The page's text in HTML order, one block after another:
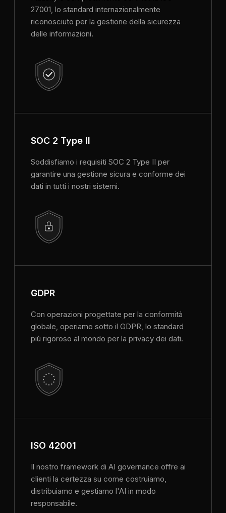
27001, lo standard internazionalmente
riconosciuto per la gestione della sicurezza
delle informazioni.
SOC 2 Type II
Soddisfiamo i requisiti SOC 2 Type II per
garantire una gestione sicura e conforme dei
dati in tutti i nostri sistemi.
GDPR
Con operazioni progettate per la conformità
globale, operiamo sotto il GDPR, lo standard
più rigoroso al mondo per la privacy dei dati.
ISO 42001
Il nostro framework di AI governance offre ai
clienti la certezza su come costruiamo,
distribuiamo e gestiamo l'AI in modo
responsabile.